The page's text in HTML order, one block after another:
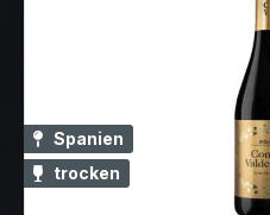
Spanien
trocken